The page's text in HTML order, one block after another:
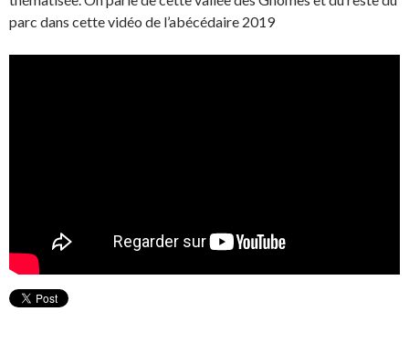
parc dans cette vidéo de l’abécédaire 2019